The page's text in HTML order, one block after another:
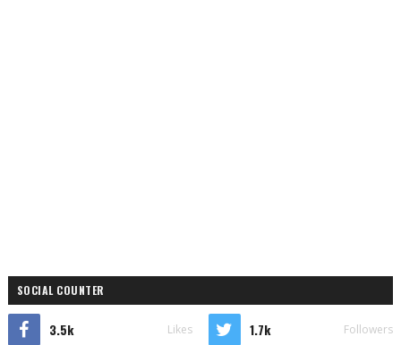
SOCIAL COUNTER
3.5k Likes 1.7k Followers